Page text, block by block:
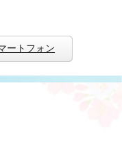
ートフォン